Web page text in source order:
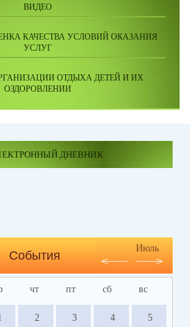
ВИДЕО
КАЧЕСТВА УСЛОВИЙ ОКАЗАНИЯ
УСЛУГ
ОТДЫХА ДЕТЕЙ И ИХ
ОЗДОРОВЛЕНИИ
ДНЕВНИК
События
Июль
чт пт сб вс
2 3 4 5